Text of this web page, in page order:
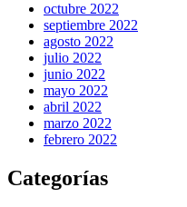
octubre 2022
septiembre 2022
agosto 2022
julio 2022
junio 2022
mayo 2022
abril 2022
marzo 2022
febrero 2022
Categorías